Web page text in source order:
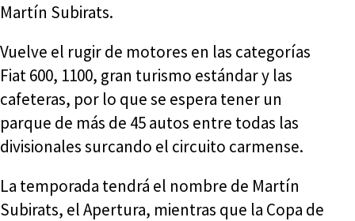
Martín Subirats.
Vuelve el rugir de motores en las categorías
Fiat 600, 1100, gran turismo estándar y las
cafeteras, por lo que se espera tener un
parque de más de 45 autos entre todas las
divisionales surcando el circuito carmense.
La temporada tendrá el nombre de Martín
Subirats, el Apertura, mientras que la Copa de